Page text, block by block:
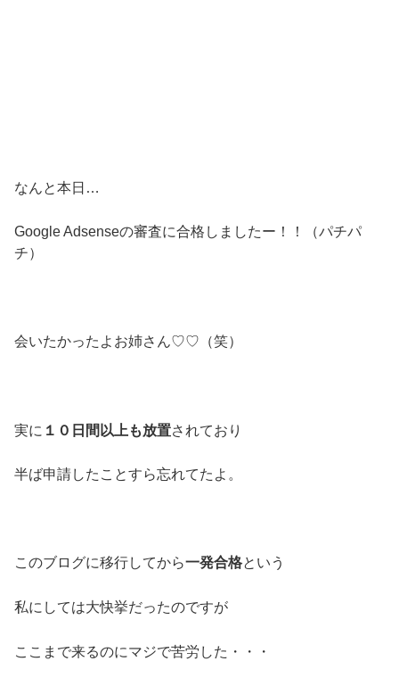
なんと本日…
Google Adsenseの審査に合格しましたー！！（パチパ
チ）
会いたかったよお姉さん♡♡（笑）
実に １０日間以上も放置されており
半ば申請したことすら忘れてたよ。
このブログに移行してから一発合格という
私にしては大快挙だったのですが
ここまで来るのにマジで苦労した・・・